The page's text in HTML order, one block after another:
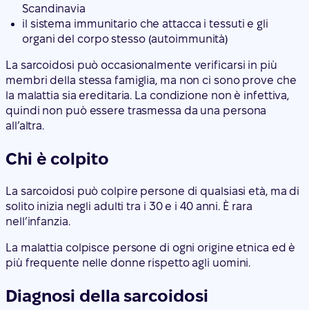
Scandinavia
il sistema immunitario che attacca i tessuti e gli
organi del corpo stesso (autoimmunità)
La sarcoidosi può occasionalmente verificarsi in più
membri della stessa famiglia, ma non ci sono prove che
la malattia sia ereditaria. La condizione non è infettiva,
quindi non può essere trasmessa da una persona
all’altra.
Chi è colpito
La sarcoidosi può colpire persone di qualsiasi età, ma di
solito inizia negli adulti tra i 30 e i 40 anni. È rara
nell’infanzia.
La malattia colpisce persone di ogni origine etnica ed è
più frequente nelle donne rispetto agli uomini.
Diagnosi della sarcoidosi